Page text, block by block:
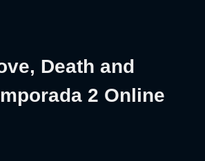
Death and
2 Online